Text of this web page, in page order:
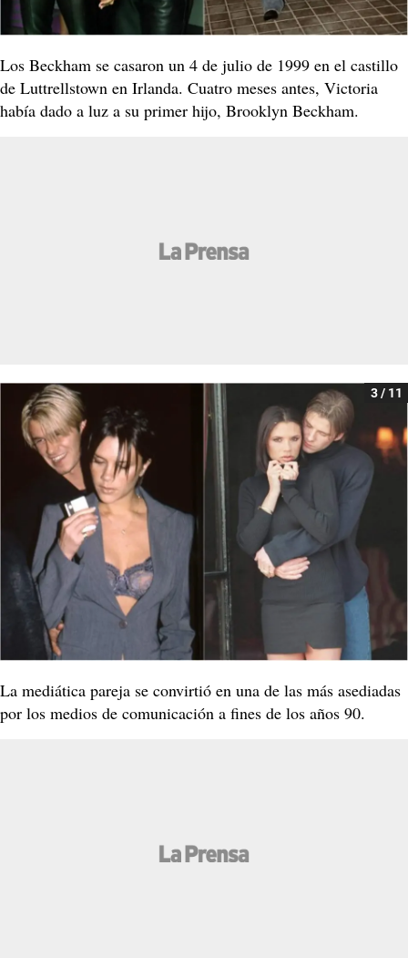
Los Beckham se casaron un 4 de julio de 1999 en el castillo
de Luttrellstown en Irlanda. Cuatro meses antes, Victoria
había dado a luz a su primer hijo, Brooklyn Beckham.
3 / 11
La mediática pareja se convirtió en una de las más asediadas
por los medios de comunicación a fines de los años 90.